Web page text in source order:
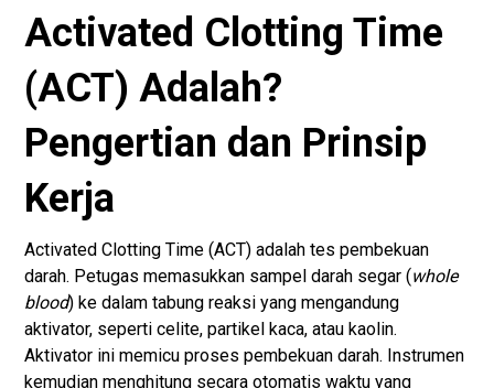
Activated Clotting Time
(ACT) Adalah?
Pengertian dan Prinsip
Kerja
Activated Clotting Time (ACT) adalah tes pembekuan
darah. Petugas memasukkan sampel darah segar (whole
blood) ke dalam tabung reaksi yang mengandung
aktivator, seperti celite, partikel kaca, atau kaolin.
Aktivator ini memicu proses pembekuan darah. Instrumen
kemudian menghitung secara otomatis waktu yang